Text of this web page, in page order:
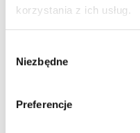
korzystania z ich usług.
zgody
Niezbędne
Preferencje
Wiele już